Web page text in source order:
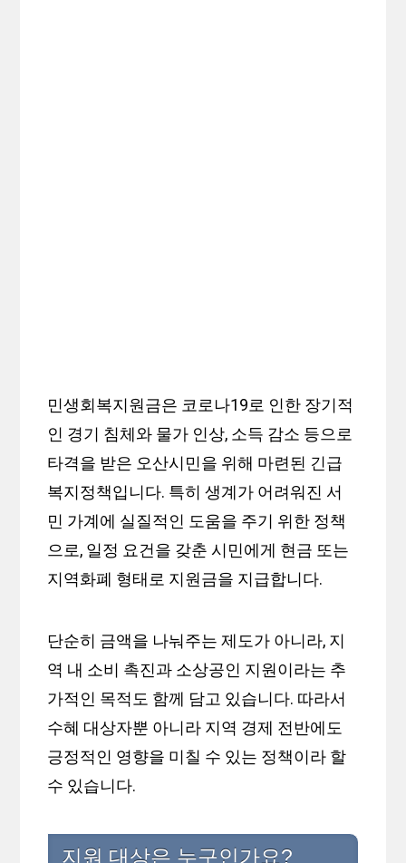
민생회복지원금은 코로나19로 인한 장기적
인 경기 침체와 물가 인상, 소득 감소 등으로
타격을 받은 오산시민을 위해 마련된 긴급
복지정책입니다. 특히 생계가 어려워진 서
민 가계에 실질적인 도움을 주기 위한 정책
으로, 일정 요건을 갖춘 시민에게 현금 또는
지역화폐 형태로 지원금을 지급합니다.
단순히 금액을 나눠주는 제도가 아니라, 지
역 내 소비 촉진과 소상공인 지원이라는 추
가적인 목적도 함께 담고 있습니다. 따라서
수혜 대상자뿐 아니라 지역 경제 전반에도
긍정적인 영향을 미칠 수 있는 정책이라 할
수 있습니다.
지원 대상은 누구인가요?